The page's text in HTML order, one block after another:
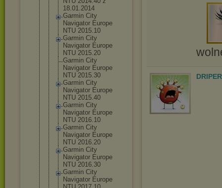
18.01.2014
Garmin City
Navigator Europe
NTU 2015.10
Garmin City
Navigator Europe
NTU 2015.20
Garmin City
Navigator Europe
NTU 2015.30
Garmin City
Navigator Europe
NTU 2015.40
Garmin City
Navigator Europe
NTU 2016.10
Garmin City
Navigator Europe
NTU 2016.20
Garmin City
Navigator Europe
NTU 2016.30
Garmin City
Navigator Europe
DRIPER